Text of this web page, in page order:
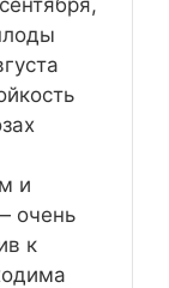
и
очень
к